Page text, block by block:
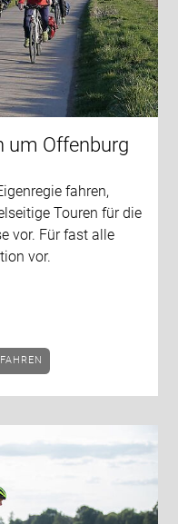
um Offenburg
fahren,
Touren für die
vor. Für fast alle
vor.